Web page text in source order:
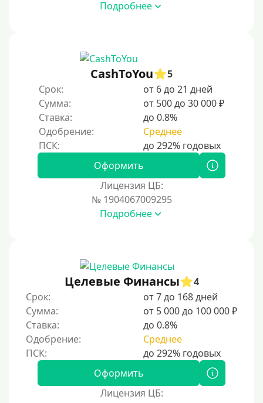
Карты банков и платежные системы
Мастеркард
Через Юнистрим (Unistream)
На Вебмани
Виза (Visa)
Моментум (Momentum)
Через систему Контакт (Contact)
Золотая Корона
Через систему быстрых платежей СБП
Способы получения
Без активации сервиса
Подробнее
CashToYou
5
Срок:
от 6 до 21 дней
Сумма:
от 500 до 30 000 ₽
Ставка:
до 0.8%
Одобрение:
Среднее
Оформить
Лицензия ЦБ:
№ 1904067009295
Подробнее
Целевые Финансы
4
Срок:
от 7 до 168 дней
Сумма:
от 5 000 до 100 000 ₽
Ставка:
до 0.8%
Одобрение:
Среднее
Оформить
Лицензия ЦБ: